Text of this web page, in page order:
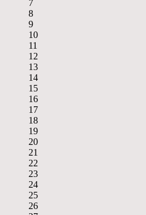
7
8
9
10
11
12
13
14
15
16
17
18
19
20
21
22
23
24
25
26